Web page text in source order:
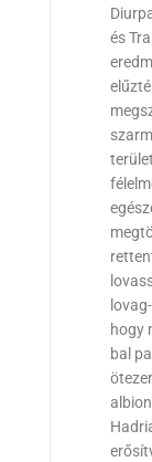
és
hogy
bal